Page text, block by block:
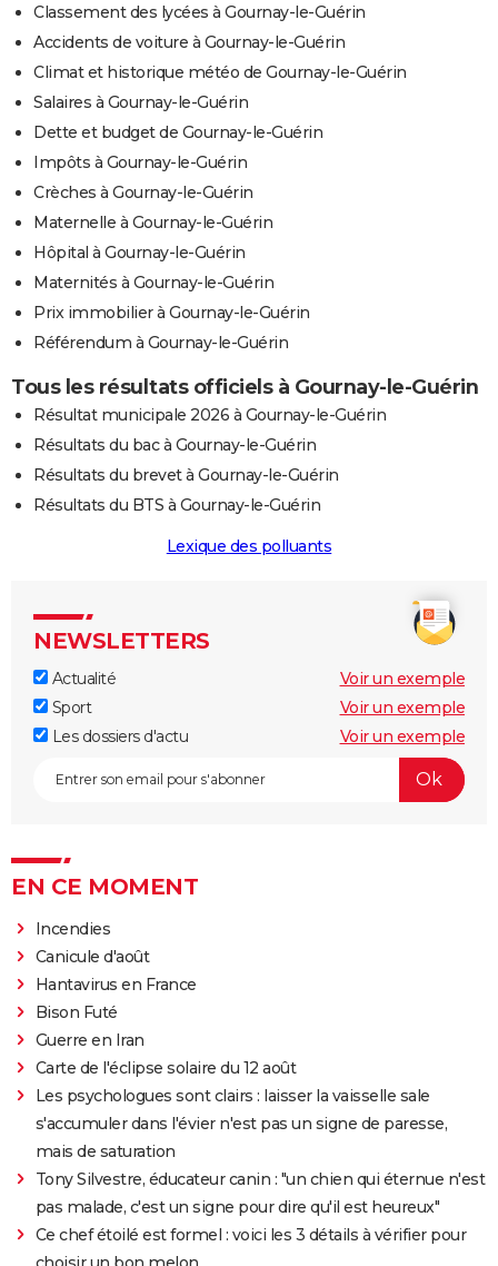
Classement des lycées à Gournay-le-Guérin
Accidents de voiture à Gournay-le-Guérin
Climat et historique météo de Gournay-le-Guérin
Salaires à Gournay-le-Guérin
Dette et budget de Gournay-le-Guérin
Impôts à Gournay-le-Guérin
Crèches à Gournay-le-Guérin
Maternelle à Gournay-le-Guérin
Hôpital à Gournay-le-Guérin
Maternités à Gournay-le-Guérin
Prix immobilier à Gournay-le-Guérin
Référendum à Gournay-le-Guérin
Tous les résultats officiels à Gournay-le-Guérin
Résultat municipale 2026 à Gournay-le-Guérin
Résultats du bac à Gournay-le-Guérin
Résultats du brevet à Gournay-le-Guérin
Résultats du BTS à Gournay-le-Guérin
Lexique des polluants
NEWSLETTERS
Actualité
Voir un exemple
Sport
Voir un exemple
Les dossiers d'actu
Voir un exemple
EN CE MOMENT
Incendies
Canicule d'août
Hantavirus en France
Bison Futé
Guerre en Iran
Carte de l'éclipse solaire du 12 août
Les psychologues sont clairs : laisser la vaisselle sale
s'accumuler dans l'évier n'est pas un signe de paresse,
mais de saturation
Tony Silvestre, éducateur canin : "un chien qui éternue n'est
pas malade, c'est un signe pour dire qu'il est heureux"
Ce chef étoilé est formel : voici les 3 détails à vérifier pour